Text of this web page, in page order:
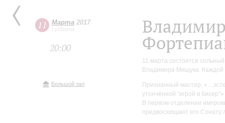
11 Марта 2017
суббота
20:00
Большой зал
11 марта состоится
Владимира Мищука. Каждой
Признанный мастер,
утончённой “игрой в
В первом отделении
предвосхищают его Сонату